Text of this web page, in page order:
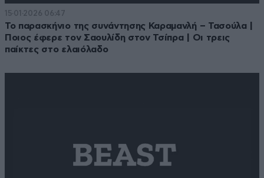
15·01·2026 06:47
Το παρασκήνιο της συνάντησης Καραμανλή – Τασούλα |
Ποιος έφερε τον Σαουλίδη στον Τσίπρα | Οι τρεις
παίκτες στο ελαιόλαδο